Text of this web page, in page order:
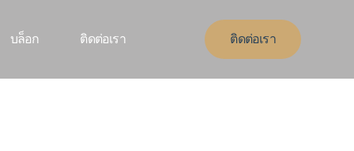
บล็อก ติดต่อเรา ติดต่อเรา